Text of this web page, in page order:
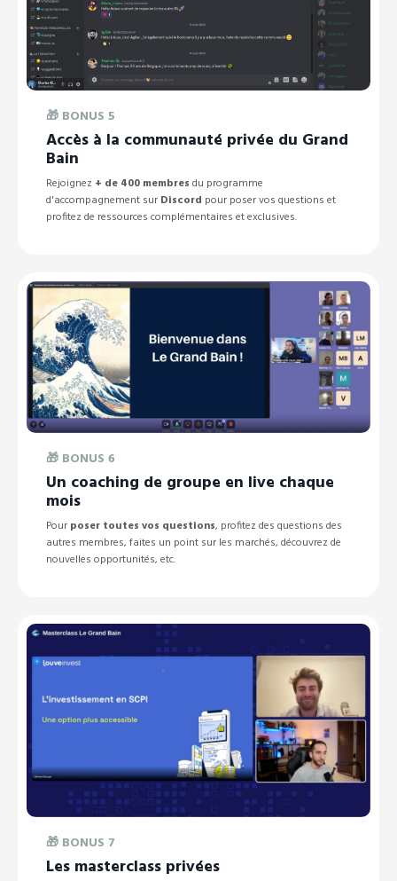
🎁 BONUS 5
Accès à la communauté privée du Grand
Bain
Rejoignez + de 400 membres du programme
d'accompagnement sur Discord pour poser vos questions et
profitez de ressources complémentaires et exclusives.
🎁 BONUS 6
Un coaching de groupe en live chaque
mois
Pour poser toutes vos questions, profitez des questions des
autres membres, faites un point sur les marchés, découvrez de
nouvelles opportunités, etc.
🎁 BONUS 7
Les masterclass privées